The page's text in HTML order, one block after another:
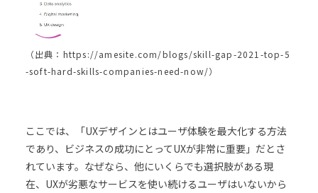
（出典：https://amesite.com/blogs/skill-gap-2021-top-5
-soft-hard-skills-companies-need-now/）
ここでは、「UXデザインとはユーザ体験を最大化する方法
であり、ビジネスの成功にとってUXが非常に重要」だとさ
れています。なぜなら、他にいくらでも選択肢がある現
在、UXが劣悪なサービスを使い続けるユーザはいないから